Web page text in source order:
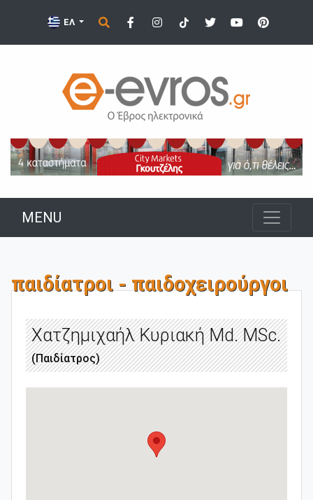
ΕΛ
MENU
παιδίατροι - παιδοχειρούργοι
Χατζημιχαήλ Κυριακή Md. MSc.
(Παιδίατρος)